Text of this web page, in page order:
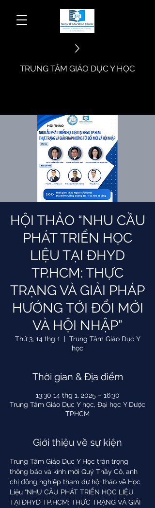
​TRUNG TÂM GIÁO DỤC Y HỌC
HỘI THẢO “NHU CẦU
PHÁT TRIỂN HỌC
LIỆU TẠI ĐHYD
TP.HCM: THỰC
TRẠNG VÀ GIẢI PHÁP
HƯỚNG TỚI ĐỔI MỚI
VÀ HỘI NHẬP”
Thứ 3, 14 thg 1
  |
Trung Tâm Giáo Dục Y
học
Thời gian & Địa điểm
13:30 14 thg 1, 2025 – 16:30
Trung Tâm Giáo Dục Y học, Đại học Y Dược
TPHCM
Giới thiệu về sự kiện
Trung Tâm Giáo Dục Y Học trân trọng
thông báo và kính mời Quý Thầy Cô, anh
chị đồng nghiệp tham dự hội thảo về Học
Liệu “NHU CẦU PHÁT TRIỂN HỌC LIỆU
TẠI ĐHYD TP.HCM: THỰC TRẠNG VÀ GIẢI